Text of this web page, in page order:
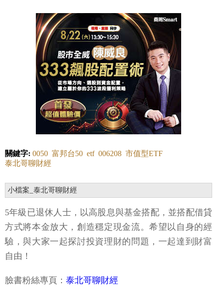
關鍵字: 0050 富邦台50 etf 006208 市值型ETF
泰北哥聊財經
小檔案_泰北哥聊財經
5年級已退休人士，以高股息與基金搭配，並搭配借貸
方式將本金放大，創造穩定現金流。希望以自身的經
驗，與大家一起探討投資理財的問題，一起達到財富
自由！
臉書粉絲專頁： 泰北哥聊財經